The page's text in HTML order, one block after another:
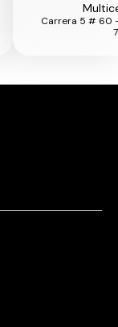
Carrera 5 # 60 -